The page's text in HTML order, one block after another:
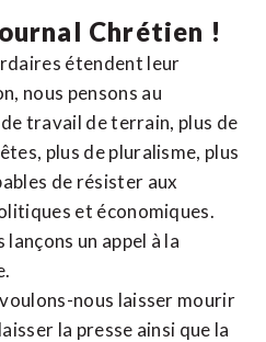
Chrétien !
étendent leur
nous pensons au
travail de terrain, plus de
plus de pluralisme, plus
de résister aux
et économiques.
lançons un appel à la
nous laisser mourir
la presse ainsi que la